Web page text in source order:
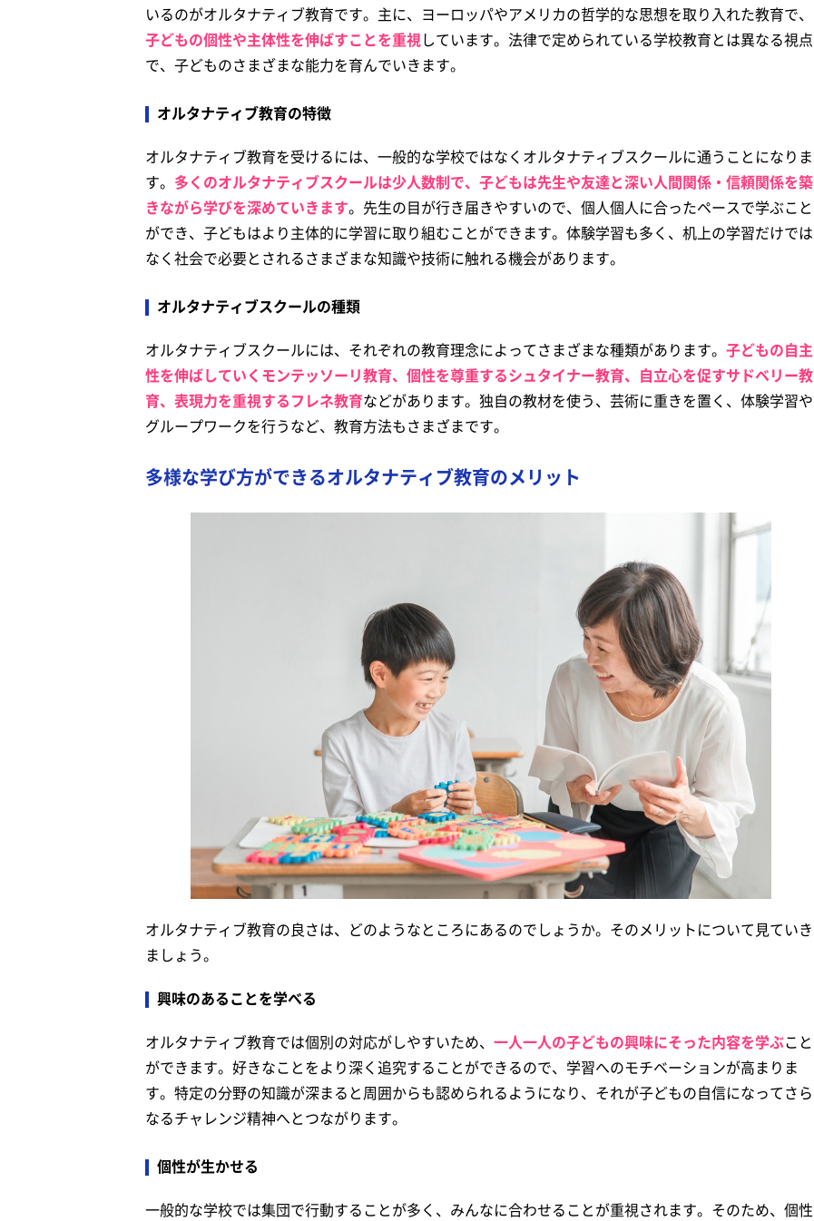
いるのがオルタナティブ教育です。主に、ヨーロッパやアメリカの哲学的な思想を取り入れた教育で、
子どもの個性や主体性を伸ばすことを重視しています。法律で定められている学校教育とは異なる視点
で、子どものさまざまな能力を育んでいきます。
オルタナティブ教育の特徴
オルタナティブ教育を受けるには、一般的な学校ではなくオルタナティブスクールに通うことになりま
す。 多くのオルタナティブスクールは少人数制で、子どもは先生や友達と深い人間関係・信頼関係を築
きながら学びを深めていきます。先生の目が行き届きやすいので、個人個人に合ったペースで学ぶこと
ができ、子どもはより主体的に学習に取り組むことができます。体験学習も多く、机上の学習だけでは
なく社会で必要とされるさまざまな知識や技術に触れる機会があります。
オルタナティブスクールの種類
オルタナティブスクールには、それぞれの教育理念によってさまざまな種類があります。 子どもの自主
性を伸ばしていくモンテッソーリ教育、個性を尊重するシュタイナー教育、自立心を促すサドベリー教
育、表現力を重視するフレネ教育などがあります。独自の教材を使う、芸術に重きを置く、体験学習や
グループワークを行うなど、教育方法もさまざまです。
多様な学び方ができるオルタナティブ教育のメリット
オルタナティブ教育の良さは、どのようなところにあるのでしょうか。そのメリットについて見ていき
ましょう。
興味のあることを学べる
オルタナティブ教育では個別の対応がしやすいため、 一人一人の子どもの興味にそった内容を学ぶこと
ができます。好きなことをより深く追究することができるので、学習へのモチベーションが高まりま
す。特定の分野の知識が深まると周囲からも認められるようになり、それが子どもの自信になってさら
なるチャレンジ精神へとつながります。
個性が生かせる
一般的な学校では集団で行動することが多く、みんなに合わせることが重視されます。そのため、個性